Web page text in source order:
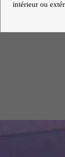
intérieur ou